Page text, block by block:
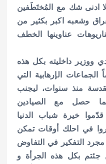
ادنى شك مع المُختَطَفين
وشعبه اكبر بكثير من
عناوينها الخطف
ووزير داخليته بكل هذه
الجماعات الإرهابية التي
منذ سنوات، ليجنب
حصل مع الصيادين
قدّموا خيرة شباب الدنيا
في احلك أوقات تمكن
مجرد التفكير في التفاوض
جئتم بكل هذه الجرأة و